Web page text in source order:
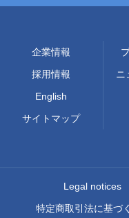
企業情報
採用情報
English
サイトマップ
ニ
Legal notices
特定商取引法に基づ